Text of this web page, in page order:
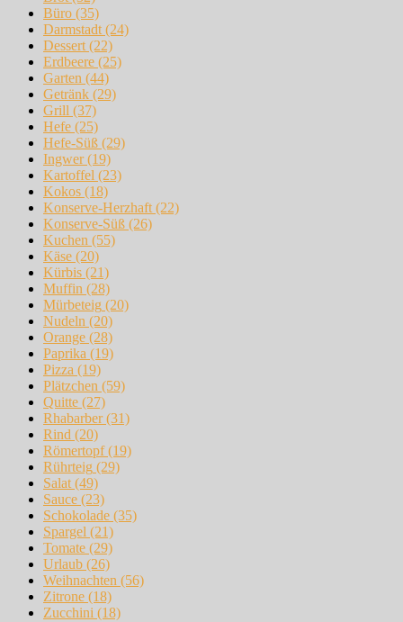
Büro (35)
Darmstadt (24)
Dessert (22)
Erdbeere (25)
Garten (44)
Getränk (29)
Grill (37)
Hefe (25)
Hefe-Süß (29)
Ingwer(19)
Kartoffel (23)
Kokos (18)
Konserve-Herzhaft (22)
Konserve-Süß (26)
Kuchen (55)
Käse (20)
Kürbis (21)
Muffin (28)
Mürbeteig (20)
Nudeln (20)
Orange (28)
Paprika (19)
Pizza (19)
Plätzchen (59)
Quitte (27)
Rhabarber(31)
Rind (20)
Römertopf(19)
Rührteig (29)
Salat (49)
Sauce (23)
Schokolade (35)
Spargel (21)
Tomate (29)
Urlaub (26)
Weihnachten (56)
Zitrone (18)
Zucchini (18)